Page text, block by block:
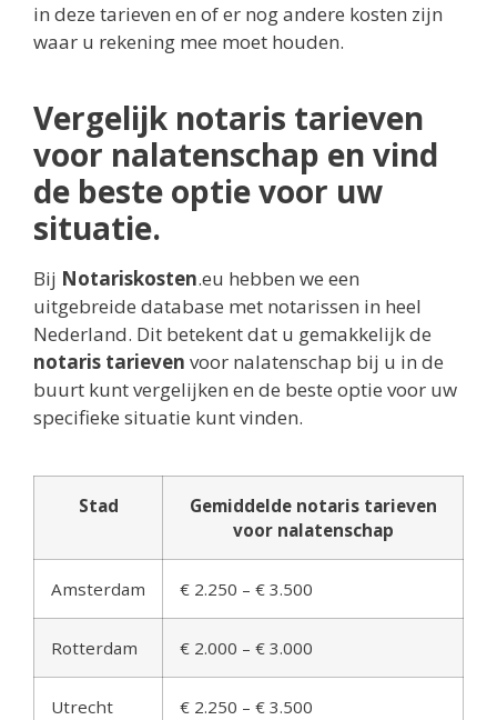
in deze tarieven en of er nog andere kosten zijn
waar u rekening mee moet houden.
Vergelijk notaris tarieven
voor nalatenschap en vind
de beste optie voor uw
situatie.
Bij Notariskosten.eu hebben we een
uitgebreide database met notarissen in heel
Nederland. Dit betekent dat u gemakkelijk de
notaris tarieven voor nalatenschap bij u in de
buurt kunt vergelijken en de beste optie voor uw
specifieke situatie kunt vinden.
Stad
Gemiddelde notaris tarieven
voor nalatenschap
Amsterdam € 2.250 – € 3.500
Rotterdam € 2.000 – € 3.000
Utrecht € 2.250 – € 3.500